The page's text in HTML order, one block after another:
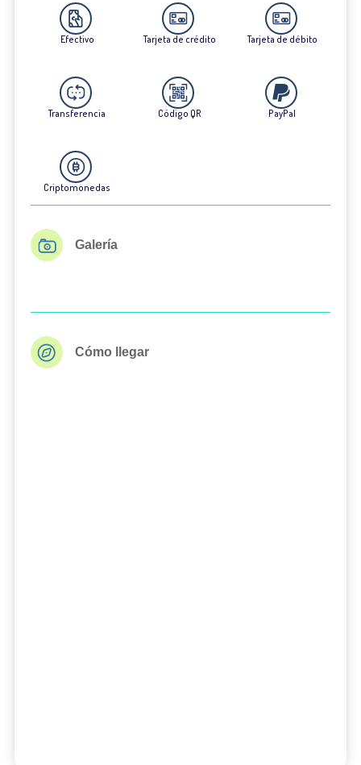
Efectivo Tarjeta de crédito Tarjeta de débito
Transferencia Código QR PayPal
Criptomonedas
Galería
Cómo llegar